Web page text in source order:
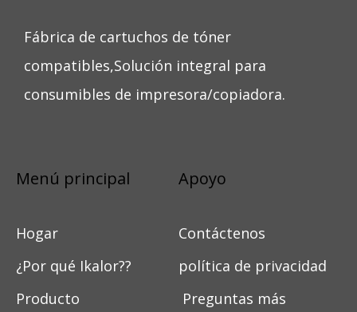
Fábrica de cartuchos de tóner
compatibles,Solución integral para
consumibles de impresora/copiadora.
Menú principal
Hogar
¿Por qué Ikalor??
Producto
Apoyo
Contáctenos
política de privacidad
Preguntas más